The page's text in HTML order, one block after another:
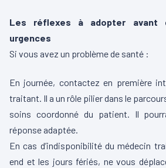
Les réflexes à adopter avant
urgences
Si vous avez un problème de santé :
En journée, contactez en première
traitant. Il a un rôle pilier dans le
soins coordonné du patient. Il
réponse adaptée.
En cas d’indisponibilité du médecin
end et les jours fériés, ne vous